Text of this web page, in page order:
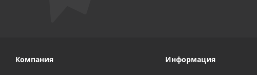
Компания Информация